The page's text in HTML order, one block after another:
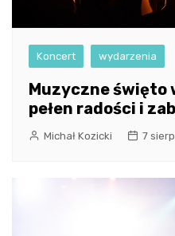
Koncert wydarzenia
Muzyczne święto
pełen radości i
Michał Kozicki 7